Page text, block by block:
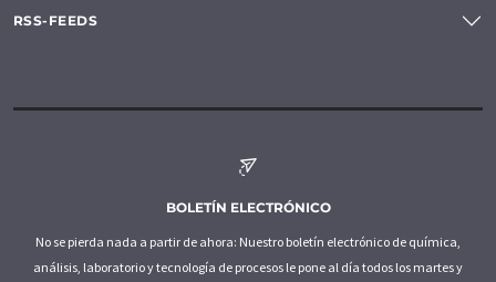
RSS-FEEDS
BOLETÍN ELECTRÓNICO
No se pierda nada a partir de ahora: Nuestro boletín electrónico de química,
análisis, laboratorio y tecnología de procesos le pone al día todos los martes y